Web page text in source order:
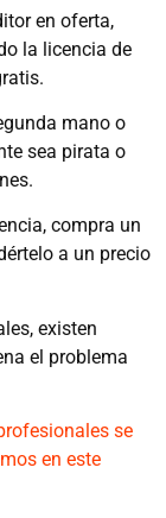
en oferta,
la licencia de
mano o
sea pirata o
compra un
a un precio
existen
el problema
se
en este